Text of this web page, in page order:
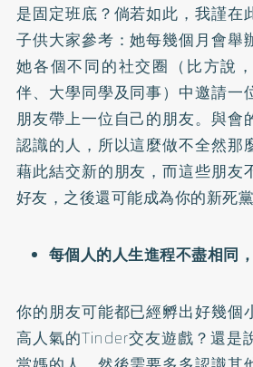
是固定班底？倘若如此，我謹在
子供大家參考：她每幾個月會舉
她各個不同的社交圈（比方說
伴、大學同學及同事）中邀請一
朋友帶上一位自己的朋友。與會
認識的人，所以這麼做不全然那
藉此結交新的朋友，而這些朋友
好友，之後還可能成為你的新死黨
每個人的人生進程不盡相同
你的朋友可能都已經孵出好幾個
高人氣的Tinder交友遊戲？還是